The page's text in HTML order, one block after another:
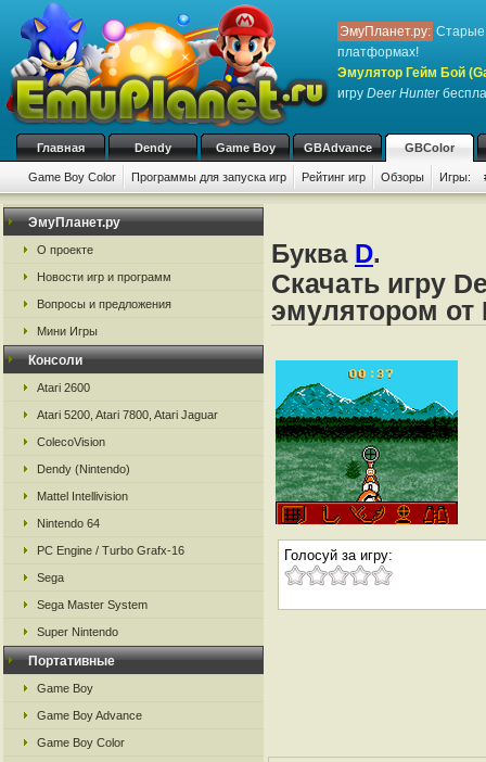
ЭмуПланет.ру: Старые
платформах!
Эмулятор Гейм Бой
игру Deer Hunter
Главная Dendy Game Boy GBAdvance GBColor
Game Boy Color Программы для запуска игр Рейтинг игр Обзоры Игры:
ЭмуПланет.ру
О проекте
Новости игр и программ
Вопросы и предложения
Мини Игры
Консоли
Atari 2600
Atari 5200, Atari 7800, Atari Jaguar
ColecoVision
Dendy (Nintendo)
Mattel Intellivision
Nintendo 64
PC Engine / Turbo Grafx-16
Sega
Sega Master System
Super Nintendo
Портативные
Game Boy
Game Boy Advance
Game Boy Color
Буква D.
Скачать игру
эмулятором от
Голосуй за игру: